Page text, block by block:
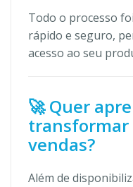
Todo o processo
rápido e seguro,
acesso ao seu
🚀 Quer
transformar
vendas?
Além de